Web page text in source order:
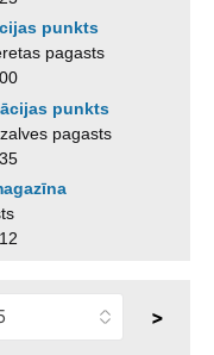
punkts
pagasts
punkts
pagasts
>